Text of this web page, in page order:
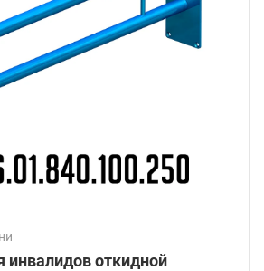
инвалидов откидной